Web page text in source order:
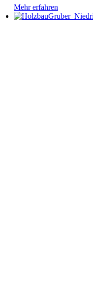
Mehr erfahren